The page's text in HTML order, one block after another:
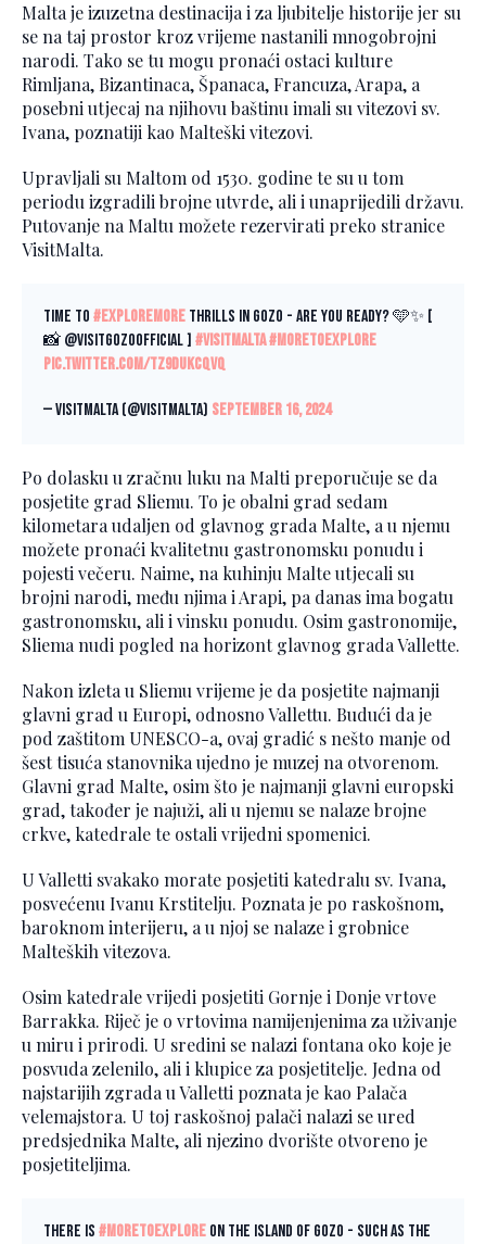
Malta je izuzetna destinacija i za ljubitelje historije jer su
se na taj prostor kroz vrijeme nastanili mnogobrojni
narodi. Tako se tu mogu pronaći ostaci kulture
Rimljana, Bizantinaca, Španaca, Francuza, Arapa, a
posebni utjecaj na njihovu baštinu imali su vitezovi sv.
Ivana, poznatiji kao Malteški vitezovi.
Upravljali su Maltom od 1530. godine te su u tom
periodu izgradili brojne utvrde, ali i unaprijedili državu.
Putovanje na Maltu možete rezervirati preko stranice
VisitMalta.
Time to #ExploreMore thrills in Gozo - are YOU ready? 🩵✨ [
📸 @visitgozoofficial ] #VisitMalta#MoreToExplore
pic.twitter.com/tz9DukCQVq
— VisitMalta (@VisitMalta) September 16, 2024
Po dolasku u zračnu luku na Malti preporučuje se da
posjetite grad Sliemu. To je obalni grad sedam
kilometara udaljen od glavnog grada Malte, a u njemu
možete pronaći kvalitetnu gastronomsku ponudu i
pojesti večeru. Naime, na kuhinju Malte utjecali su
brojni narodi, među njima i Arapi, pa danas ima bogatu
gastronomsku, ali i vinsku ponudu. Osim gastronomije,
Sliema nudi pogled na horizont glavnog grada Vallette.
Nakon izleta u Sliemu vrijeme je da posjetite najmanji
glavni grad u Europi, odnosno Vallettu. Budući da je
pod zaštitom UNESCO-a, ovaj gradić s nešto manje od
šest tisuća stanovnika ujedno je muzej na otvorenom.
Glavni grad Malte, osim što je najmanji glavni europski
grad, također je najuži, ali u njemu se nalaze brojne
crkve, katedrale te ostali vrijedni spomenici.
U Valletti svakako morate posjetiti katedralu sv. Ivana,
posvećenu Ivanu Krstitelju. Poznata je po raskošnom,
baroknom interijeru, a u njoj se nalaze i grobnice
Malteških vitezova.
Osim katedrale vrijedi posjetiti Gornje i Donje vrtove
Barrakka. Riječ je o vrtovima namijenjenima za uživanje
u miru i prirodi. U sredini se nalazi fontana oko koje je
posvuda zelenilo, ali i klupice za posjetitelje. Jedna od
najstarijih zgrada u Valletti poznata je kao Palača
velemajstora. U toj raskošnoj palači nalazi se ured
predsjednika Malte, ali njezino dvorište otvoreno je
posjetiteljima.
There is #moretoexplore on the island of Gozo - such as the